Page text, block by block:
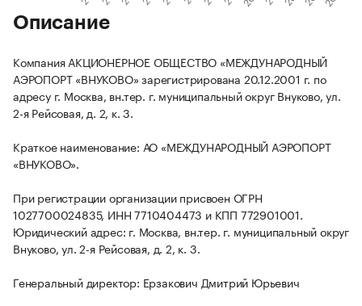
Описание
Компания АКЦИОНЕРНОЕ ОБЩЕСТВО «МЕЖДУНАРОДНЫЙ
АЭРОПОРТ «ВНУКОВО» зарегистрирована 20.12.2001 г. по
адресу г. Москва, вн.тер. г. муниципальный округ Внуково, ул.
2-я Рейсовая, д. 2, к. 3.
Краткое наименование: АО «МЕЖДУНАРОДНЫЙ АЭРОПОРТ
«ВНУКОВО».
При регистрации организации присвоен ОГРН
1027700024835, ИНН 7710404473 и КПП 772901001.
Юридический адрес: г. Москва, вн.тер. г. муниципальный округ
Внуково, ул. 2-я Рейсовая, д. 2, к. 3.
Генеральный директор: Ерзакович Дмитрий Юрьевич